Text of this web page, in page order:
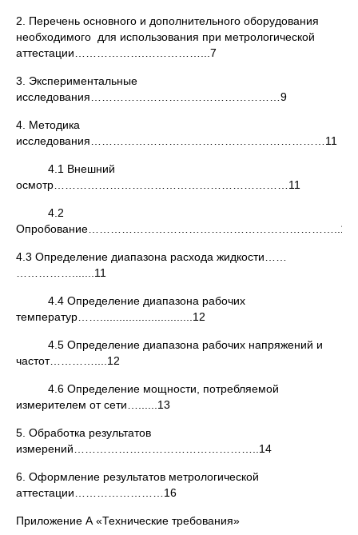
2. Перечень основного и дополнительного оборудования
необходимого для использования при метрологической
аттестации……………….……………...7
3. Экспериментальные
исследования……………………………………………9
4. Методика
исследования………………………………………………………11
4.1 Внешний
осмотр………………………………………………………11
4.2
Опробование…………………………………………………………..11
4.3 Определение диапазона расхода жидкости……
…………….......11
4.4 Определение диапазона рабочих
температур…….............................12
4.5 Определение диапазона рабочих напряжений и
частот…………....12
4.6 Определение мощности, потребляемой
измерителем от сети…......13
5. Обработка результатов
измерений…………………………………………..14
6. Оформление результатов метрологической
аттестации……………………16
Приложение А «Технические требования»